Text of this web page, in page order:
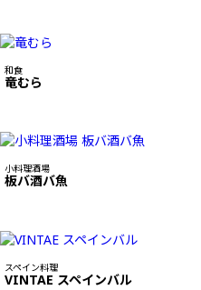
和食
竜むら
小料理酒場
板バ酒バ魚
スペイン料理
VINTAE スペインバル